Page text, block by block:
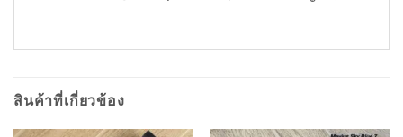
สินค้าที่เกี่ยวข้อง